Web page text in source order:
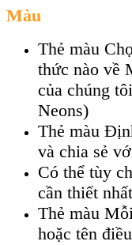
Màu
Thẻ màu
thức nào về
của chúng
Neons)
Thẻ màu
và chia sẻ
Có thể tùy
cần thiết
Thẻ màu
hoặc tên